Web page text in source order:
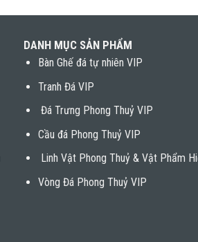
DANH MỤC SẢN PHẨM
Bàn Ghế đá tự nhiên VIP
Tranh Đá VIP
Đá Trưng Phong Thuỷ VIP
Cầu đá Phong Thuỷ VIP
Linh Vật Phong Thuỷ & Vật Phẩm
Vòng Đá Phong Thuỷ VIP